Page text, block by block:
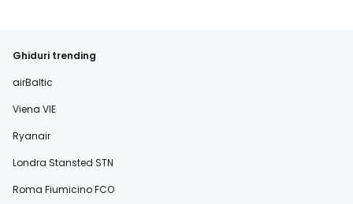
Ghiduri trending
airBaltic
Viena VIE
Ryanair
Londra Stansted STN
Roma Fiumicino FCO